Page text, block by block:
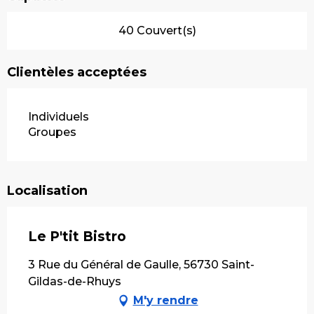
40 Couvert(s)
Clientèles acceptées
Individuels
Groupes
Localisation
Le P'tit Bistro
3 Rue du Général de Gaulle, 56730 Saint-
Gildas-de-Rhuys
M'y rendre